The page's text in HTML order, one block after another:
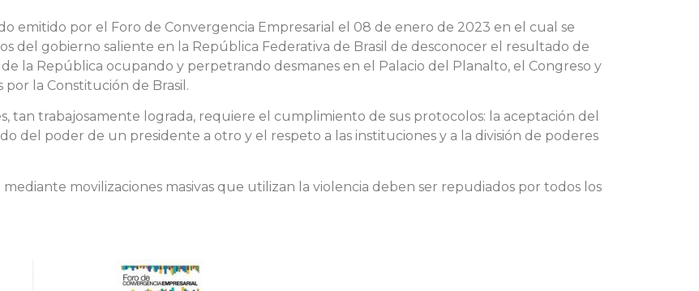
emitido por el Foro de Convergencia Empresarial el 08 de enero de 2023 en el cual se
del gobierno saliente en la República Federativa de Brasil de desconocer el resultado de
la República ocupando y perpetrando desmanes en el Palacio del Planalto, el Congreso y
por la Constitución de Brasil.
tan trabajosamente lograda, requiere el cumplimiento de sus protocolos: la aceptación del
del poder de un presidente a otro y el respeto a las instituciones y a la división de poderes
movilizaciones masivas que utilizan la violencia deben ser repudiados por todos los